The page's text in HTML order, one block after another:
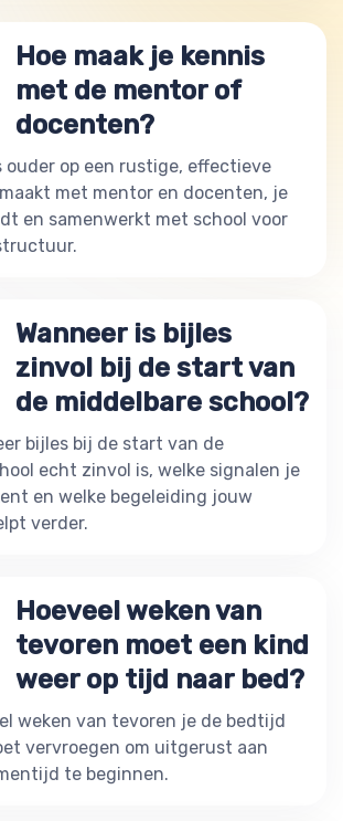
Hoe maak je kennis
met de mentor of
docenten?
ouder op een rustige, effectieve
met mentor en docenten, je
en samenwerkt met school voor
Wanneer is bijles
zinvol bij de start van
de middelbare school?
bijles bij de start van de
echt zinvol is, welke signalen je
en welke begeleiding jouw
verder.
Hoeveel weken van
tevoren moet een kind
weer op tijd naar bed?
weken van tevoren je de bedtijd
vervroegen om uitgerust aan
te beginnen.